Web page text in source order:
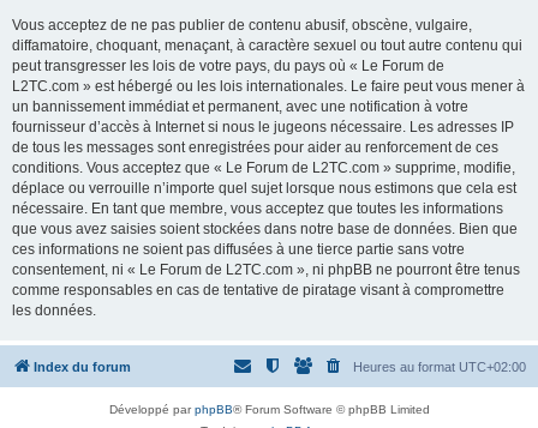
Vous acceptez de ne pas publier de contenu abusif, obscène, vulgaire,
diffamatoire, choquant, menaçant, à caractère sexuel ou tout autre contenu qui
peut transgresser les lois de votre pays, du pays où « Le Forum de
L2TC.com » est hébergé ou les lois internationales. Le faire peut vous mener à
un bannissement immédiat et permanent, avec une notification à votre
fournisseur d’accès à Internet si nous le jugeons nécessaire. Les adresses IP
de tous les messages sont enregistrées pour aider au renforcement de ces
conditions. Vous acceptez que « Le Forum de L2TC.com » supprime, modifie,
déplace ou verrouille n’importe quel sujet lorsque nous estimons que cela est
nécessaire. En tant que membre, vous acceptez que toutes les informations
que vous avez saisies soient stockées dans notre base de données. Bien que
ces informations ne soient pas diffusées à une tierce partie sans votre
consentement, ni « Le Forum de L2TC.com », ni phpBB ne pourront être tenus
comme responsables en cas de tentative de piratage visant à compromettre
les données.
Index du forum Heures au format UTC+02:00
Développé parphpBB® Forum Software © phpBB Limited